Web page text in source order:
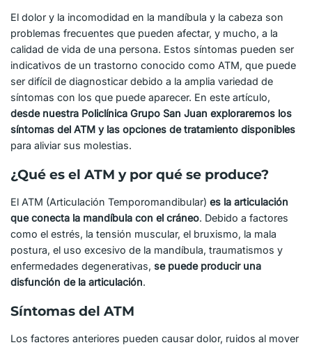
El dolor y la incomodidad en la mandíbula y la cabeza son
problemas frecuentes que pueden afectar, y mucho, a la
calidad de vida de una persona. Estos síntomas pueden ser
indicativos de un trastorno conocido como ATM, que puede
ser difícil de diagnosticar debido a la amplia variedad de
síntomas con los que puede aparecer. En este artículo,
desde nuestra Policlínica Grupo San Juan exploraremos los
síntomas del ATM y las opciones de tratamiento disponibles
para aliviar sus molestias.
¿Qué es el ATM y por qué se produce?
El ATM (Articulación Temporomandibular) es la articulación
que conecta la mandíbula con el cráneo. Debido a factores
como el estrés, la tensión muscular, el bruxismo, la mala
postura, el uso excesivo de la mandíbula, traumatismos y
enfermedades degenerativas, se puede producir una
disfunción de la articulación.
Síntomas del ATM
Los factores anteriores pueden causar dolor, ruidos al mover